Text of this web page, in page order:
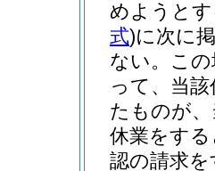
めようと
式)に次に
ない。 こ
って、当
たものが
休業をす
認の請求